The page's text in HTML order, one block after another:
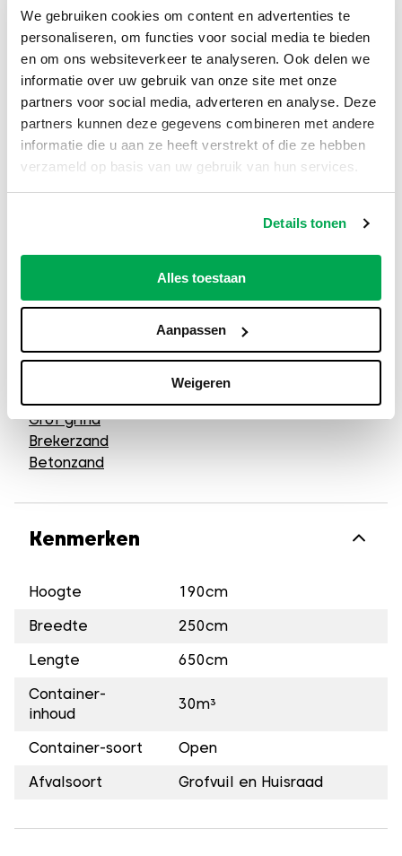
We gebruiken cookies om content en advertenties te
personaliseren, om functies voor social media te bieden
en om ons websiteverkeer te analyseren. Ook delen we
informatie over uw gebruik van onze site met onze
partners voor social media, adverteren en analyse. Deze
partners kunnen deze gegevens combineren met andere
informatie die u aan ze heeft verstrekt of die ze hebben
verzameld op basis van uw gebruik van hun services.
Details tonen
Alles toestaan
Aanpassen
Weigeren
volgende werkdag al leveren. Je betaalt een
vast bedrag voor
8 weken huur
, inclusief het
plaatsen, ophalen en verwerken van het afval.
Geen gedoe en geen extra kosten achteraf.
Hulp nodig bij het kiezen van de juiste
container?
Heb je vragen over het afvoeren van bouwafval
of wil je zeker weten of dit het juiste formaat
onzeklantenservice.
We denken graag met je mee.
Grof grind
Brekerzand
Betonzand
Kenmerken
Hoogte
190cm
Breedte
250cm
Lengte
650cm
Container-
inhoud
30m³
Container-soort
Open
Afvalsoort
Grofvuil en Huisraad